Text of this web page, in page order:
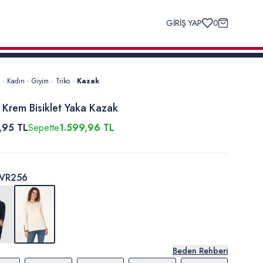
GİRİŞ YAP 0
· Kadın · Giyim · Triko · Kazak
Krem Bisiklet Yaka Kazak
TLSepette1.599,96 TL
Beden Rehberi